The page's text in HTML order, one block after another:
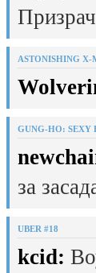
ASTONISHING X-
GUNG-HO: SEXY
за
UBER #18
kcid: